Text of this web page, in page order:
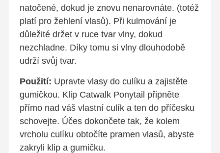
natočené, dokud je znovu nenarovnáte. (totéž
platí pro žehlení vlasů). Při kulmování je
důležité držet v ruce tvar vlny, dokud
nezchladne. Díky tomu si vlny dlouhodobě
udrží svůj tvar.
Použití: Upravte vlasy do culíku a zajistěte
gumičkou. Klip Catwalk Ponytail připněte
přímo nad váš vlastní culík a ten do příčesku
schovejte. Účes dokončete tak, že kolem
vrcholu culíku obtočíte pramen vlasů, abyste
zakryli klip a gumičku.